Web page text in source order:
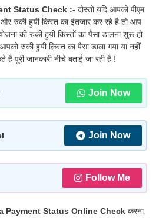
Status Check :- दोस्तों यदि आपको पीएम
और रुकी हुयी किस्त का इंतजार कर रहे है तो आप
की रुकी हुयी किस्तों का पैसा डालना शुरू हो
रुकी हुयी क़िस्त का पैसा डाला गया या नहीं
पूरी जानकारी नीचे बताई जा रही है !
Join Now
Join Now
Follow Me
Payment Status Online Check करना